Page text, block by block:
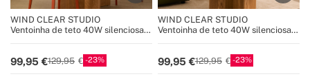
WIND CLEAR STUDIO
Ventoinha de teto 40W silenciosa
99,95 129,95 23
WIND CLEAR STUDIO
Ventoinha de teto 40W silenciosa
99,95 129,95 23